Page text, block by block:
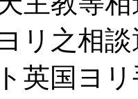
リ之相談
英国ヨリ